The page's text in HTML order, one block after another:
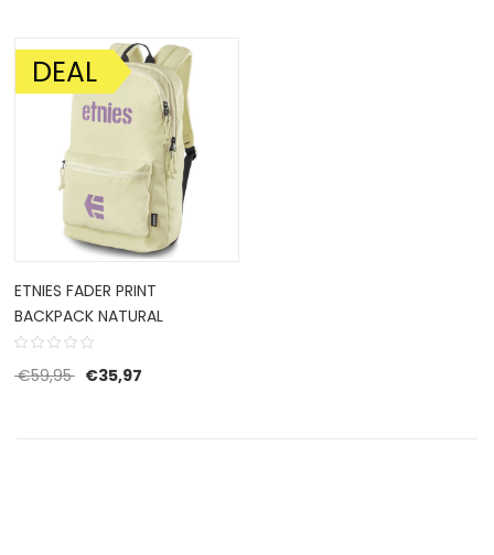
AANBIEDING!
DEAL
ETNIES FADER PRINT
BACKPACK NATURAL
€59,95 Oorspronkelijke prijs was: €59,95.
€35,97Huidige prijs is: €35,97.